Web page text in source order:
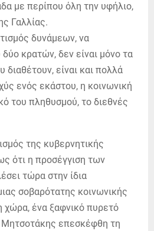
με περίπου όλη την υφήλιο,
Γαλλίας.
δυνάμεων, να
κρατών, δεν είναι μόνο τα
είναι και πολλά
ενός εκάστου, η κοινωνική
του πληθυσμού, το διεθνές
της κυβερνητικής
ότι η προσέγγιση των
τώρα στην ίδια
σοβαρότατης κοινωνικής
χώρα, ένα ξαφνικό πυρετό
Μητσοτάκης επεσκέφθη τη